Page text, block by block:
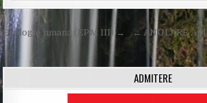
Post
navigation
← ANULARE
Ecologie umana (EPM III) →
ADMITERE